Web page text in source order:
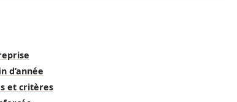
d’année
et critères